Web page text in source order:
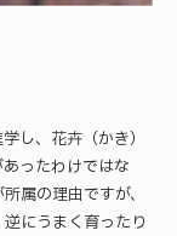
し、花卉（かき）
ったわけではな
属の理由ですが、
にうまく育ったり